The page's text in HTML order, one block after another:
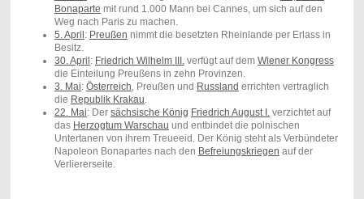
Bonaparte mit rund 1.000 Mann bei Cannes, um sich auf den
Weg nach Paris zu machen.
5. April: Preußen nimmt die besetzten Rheinlande per Erlass in
Besitz.
30. April: Friedrich Wilhelm III. verfügt auf dem Wiener Kongress
die Einteilung Preußens in zehn Provinzen.
3. Mai: Österreich , Preußen und Russland errichten vertraglich
die Republik Krakau
22. Mai: Der sächsische König Friedrich August I. verzichtet auf
das Herzogtum Warschau und entbindet die polnischen
Untertanen von ihrem Treueeid. Der König steht als Verbündeter
Napoleon Bonapartes nach den Befreiungskriegen auf der
Verliererseite.